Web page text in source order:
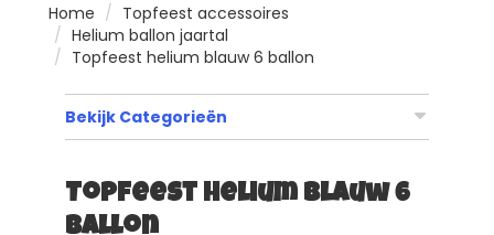
Home
Topfeest accessoires
Helium ballon jaartal
Topfeest helium blauw 6 ballon
Bekijk Categorieën
Topfeest helium blauw 6
ballon